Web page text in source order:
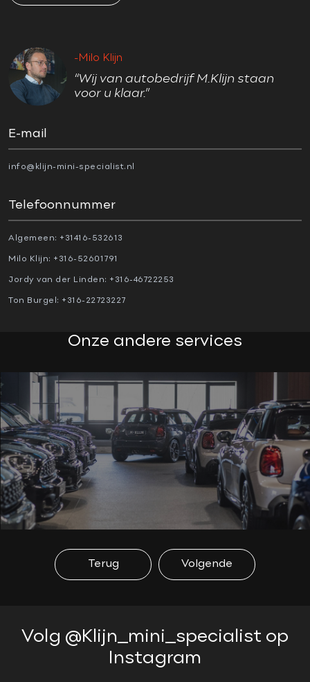
-Milo Klijn
“Wij van autobedrijf M.Klijn staan
voor u klaar.”
E-mail
info@klijn-mini-specialist.nl
Telefoonnummer
Algemeen: +31416-532613
Milo Klijn: +316-52601791
Jordy van der Linden: +316-46722253
Ton Burgel: +316-22723227
Onze andere services
Terug Volgende
Volg @Klijn_mini_specialist op
Instagram